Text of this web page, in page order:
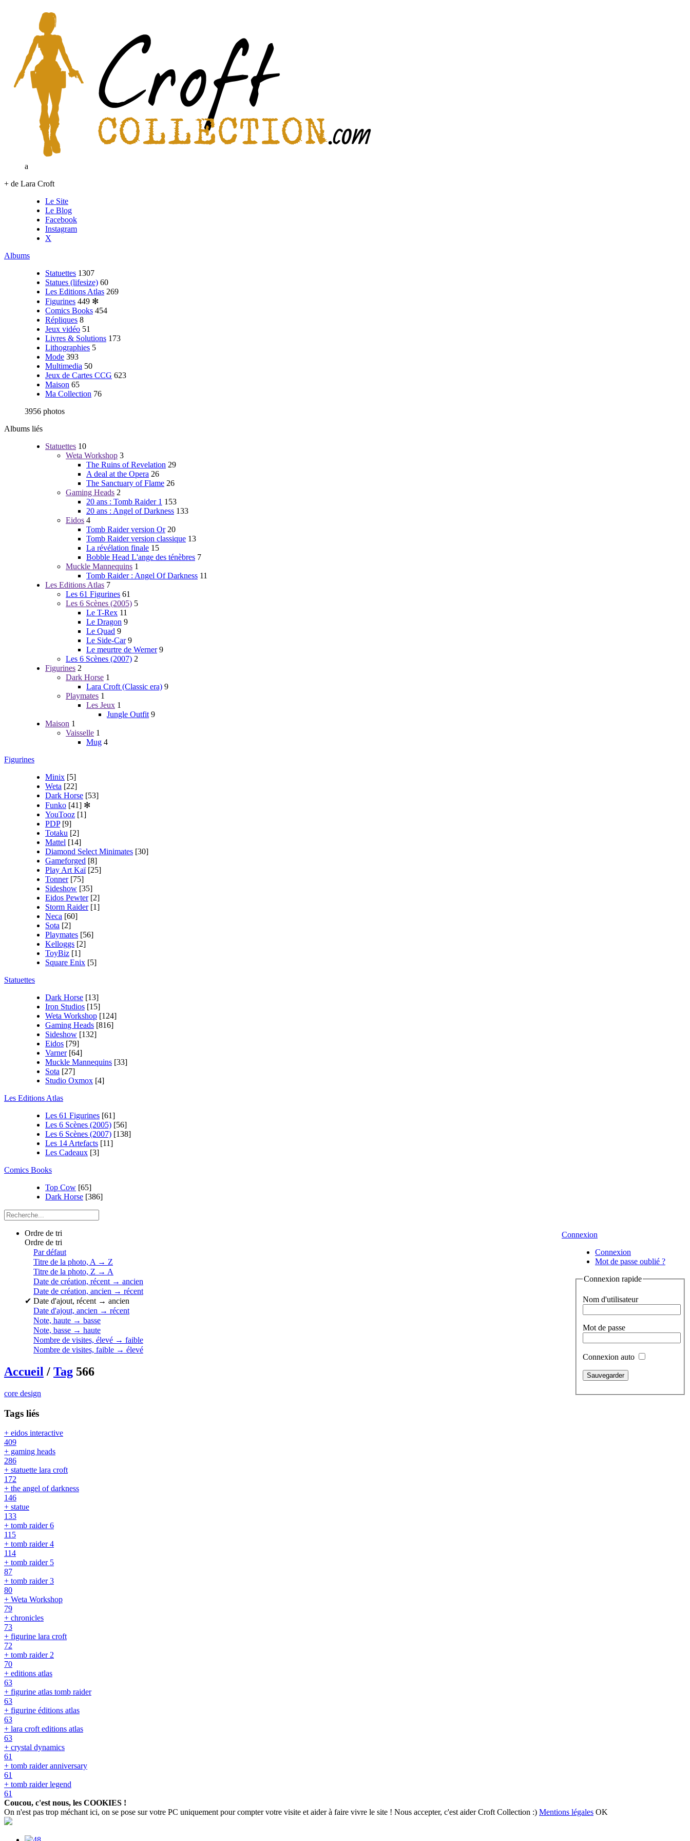
a
+ de Lara Croft
Le Site
Le Blog
Facebook
Instagram
X
Albums
Statuettes 1307
Statues (lifesize) 60
Les Editions Atlas 269
Figurines 449 ✻
Comics Books 454
Répliques 8
Jeux vidéo 51
Livres & Solutions 173
Lithographies 5
Mode 393
Multimedia 50
Jeux de Cartes CCG 623
Maison 65
Ma Collection 76
3956 photos
Albums liés
Statuettes 10
Weta Workshop 3
The Ruins of Revelation 29
A deal at the Opera 26
The Sanctuary of Flame 26
Gaming Heads 2
20 ans : Tomb Raider 1 153
20 ans : Angel of Darkness 133
Eidos 4
Tomb Raider version Or 20
Tomb Raider version classique 13
La révélation finale 15
Bobble Head L'ange des ténèbres 7
Muckle Mannequins 1
Tomb Raider : Angel Of Darkness 11
Les Editions Atlas 7
Les 61 Figurines 61
Les 6 Scènes (2005) 5
Le T-Rex 11
Le Dragon 9
Le Quad 9
Le Side-Car 9
Le meurtre de Werner 9
Les 6 Scènes (2007) 2
Figurines 2
Dark Horse 1
Lara Croft (Classic era) 9
Playmates 1
Les Jeux 1
Jungle Outfit 9
Maison 1
Vaisselle 1
Mug 4
Figurines
Minix [5]
Weta [22]
Dark Horse [53]
Funko [41] ✻
YouTooz [1]
PDP [9]
Totaku [2]
Mattel [14]
Diamond Select Minimates [30]
Gameforged [8]
Play Art Kaï [25]
Tonner [75]
Sideshow [35]
Eidos Pewter [2]
Storm Raider [1]
Neca [60]
Sota [2]
Playmates [56]
Kelloggs [2]
ToyBiz [1]
Square Enix [5]
Statuettes
Dark Horse [13]
Iron Studios [15]
Weta Workshop [124]
Gaming Heads [816]
Sideshow [132]
Eidos [79]
Varner [64]
Muckle Mannequins [33]
Sota [27]
Studio Oxmox [4]
Les Editions Atlas
Les 61 Figurines [61]
Les 6 Scènes (2005) [56]
Les 6 Scènes (2007) [138]
Les 14 Artefacts [11]
Les Cadeaux [3]
Comics Books
Top Cow [65]
Dark Horse [386]
Connexion
Connexion
Mot de passe oublié ?
Connexion rapide
Nom d'utilisateur
Mot de passe
Connexion auto
Ordre de tri
Ordre de tri
Par défaut
Titre de la photo, A → Z
Titre de la photo, Z → A
Date de création, récent → ancien
Date de création, ancien → récent
✔ Date d'ajout, récent → ancien
Date d'ajout, ancien → récent
Note, haute → basse
Note, basse → haute
Nombre de visites, élevé → faible
Nombre de visites, faible → élevé
Accueil / Tag 566
core design
Tags liés
+ eidos interactive
409
+ gaming heads
286
+ statuette lara croft
172
+ the angel of darkness
146
+ statue
133
+ tomb raider 6
115
+ tomb raider 4
114
+ tomb raider 5
87
+ tomb raider 3
80
+ Weta Workshop
79
+ chronicles
73
+ figurine lara croft
72
+ tomb raider 2
70
+ editions atlas
63
+ figurine atlas tomb raider
63
+ figurine éditions atlas
63
+ lara croft editions atlas
63
+ crystal dynamics
61
+ tomb raider anniversary
61
+ tomb raider legend
61
Coucou, c'est nous, les COOKIES !
On n'est pas trop méchant ici, on se pose sur votre PC uniquement pour compter votre visite et aider à faire vivre le site ! Nous accepter, c'est aider Croft Collection :) Mentions légales OK